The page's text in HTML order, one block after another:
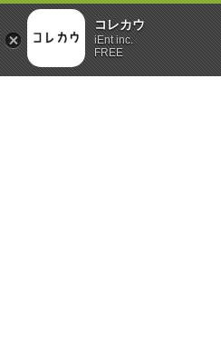
コレカウ
iEnt inc.
FREE